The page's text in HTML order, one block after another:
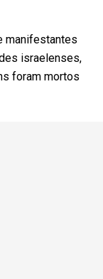
manifestantes
israelenses,
foram mortos